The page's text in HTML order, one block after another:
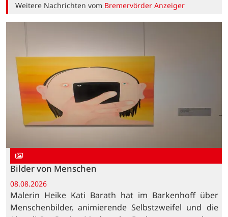
Weitere Nachrichten vom Bremervörder Anzeiger
Bilder von Menschen
08.08.2026
Malerin Heike Kati Barath hat im Barkenhoff über
Menschenbilder, animierende Selbstzweifel und die